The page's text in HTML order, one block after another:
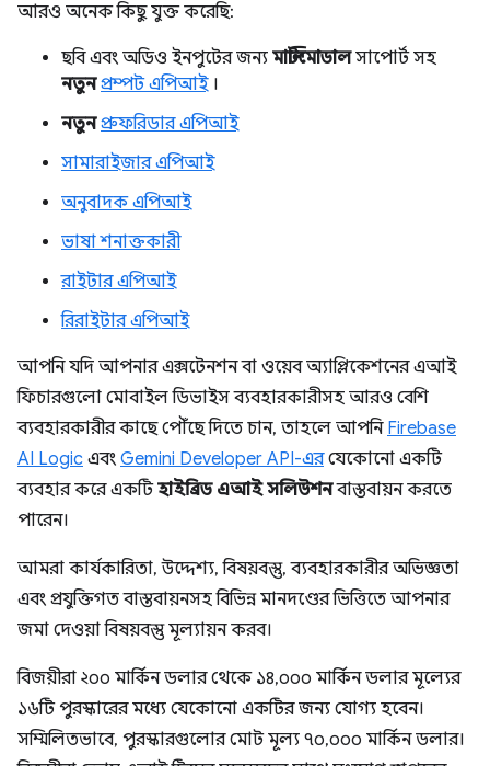
আরও অনেক কিছু যুক্ত করেছি:
ছবি এবং অডিও ইনপুটের জন্য মাল্টিমোডালসাপোর্ট সহ
নতুন প্রম্পট এপিআই।
নতুন প্রুফরিডার এপিআই
সামারাইজার এপিআই
অনুবাদক এপিআই
ভাষা শনাক্তকারী
রাইটার এপিআই
রিরাইটার এপিআই
আপনি যদি আপনার এক্সটেনশন বা ওয়েব অ্যাপ্লিকেশনের এআই
ফিচারগুলো মোবাইল ডিভাইস ব্যবহারকারীসহ আরও বেশি
ব্যবহারকারীর কাছে পৌঁছে দিতে চান, তাহলে আপনি Firebase
AI Logic এবং Gemini Developer API-এরযেকোনো একটি
ব্যবহার করে একটিহাইব্রিড এআই সলিউশনবাস্তবায়ন করতে
পারেন।
আমরা কার্যকারিতা, উদ্দেশ্য, বিষয়বস্তু, ব্যবহারকারীর অভিজ্ঞতা
এবং প্রযুক্তিগত বাস্তবায়নসহ বিভিন্ন মানদণ্ডের ভিত্তিতে আপনার
জমা দেওয়া বিষয়বস্তু মূল্যায়ন করব।
বিজয়ীরা ২০০ মার্কিন ডলার থেকে ১৪,০০০ মার্কিন ডলার মূল্যের
১৬টি পুরস্কারের মধ্যে যেকোনো একটির জন্য যোগ্য হবেন।
সম্মিলিতভাবে, পুরস্কারগুলোর মোট মূল্য ৭০,০০০ মার্কিন ডলার।